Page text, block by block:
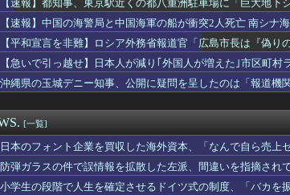
ヴァちはもう手遅れ
】これが、105期蓮ノ空女学院スクールアイドルクラブ最後
「本物のクズ」に出会えるよな
ヒカルさん、任天堂CMでとんでもない服を着てしまうｗｗ
、自身の性欲について語る「エロ動画をみてエロい気持ち
プライトという発光現象が観測され、多くの人が地上から
万ウォン→3万ウォンに衝撃的な暴落…底だと思ったら」エ
る人がTwitterにあげた誤情報に別の人が訂正のレスを付けた
を盗られた。とは言っても中身は韓国ドラマとレオタ
に人が来る どう掃除したらいいか
スニーカー1足を盗み現行犯逮捕 中国籍の50歳女、所持金
ぜ色が見えるのか 200年の謎をAIが解明！
【速報】都知事、東京駅近くの都八重洲駐車場に「巨大地下
【速報】中国の海警局と中国海軍の船が衝突2人死亡 南シナ
【平和宣言を非難】ロシア外務省報道官「広島市長は『偽り
【急いで引っ越せ】日本人が減り｢外国人が増えた｣市区町
沖縄県の玉城デニー知事、公開に疑問を呈したのは「報道機
[一覧]
日本のフォント企業を買収した海外資本、「なんで自ら売
を……
防弾ガラスの件で誤情報を拡散した左派、間違いを指摘さ
小学生の段階で人生を確定させるドイツ式の制度、「バカ